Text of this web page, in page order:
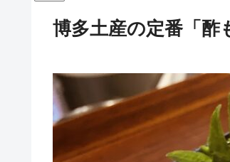
博多土産の定番「酢